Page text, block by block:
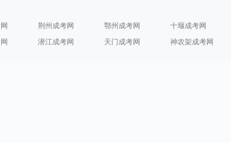
荆州成考网 鄂州成考网 十堰成考网
潜江成考网 天门成考网 神农架成考网